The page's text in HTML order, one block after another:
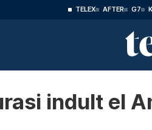
TELEX AFTER G7
indult el